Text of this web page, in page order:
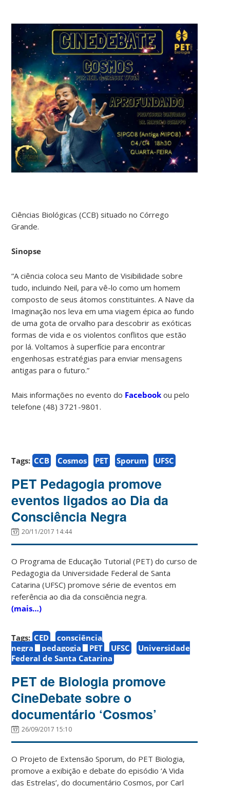
Ciências Biológicas (CCB) situado no Córrego
Grande.
Sinopse
“A ciência coloca seu Manto de Visibilidade sobre
tudo, incluindo Neil, para vê-lo como um homem
composto de seus átomos constituintes. A Nave da
Imaginação nos leva em uma viagem épica ao fundo
de uma gota de orvalho para descobrir as exóticas
formas de vida e os violentos conflitos que estão
por lá. Voltamos à superfície para encontrar
engenhosas estratégias para enviar mensagens
antigas para o futuro.”
Mais informações no evento do Facebook ou pelo
telefone (48) 3721-9801.
Tags: CCB Cosmos PET Sporum UFSC
PET Pedagogia promove
eventos ligados ao Dia da
Consciência Negra
20/11/2017 14:44
O Programa de Educação Tutorial (PET) do curso de
Pedagogia da Universidade Federal de Santa
Catarina (UFSC) promove série de eventos em
referência ao dia da consciência negra.
(mais…)
Tags: CED
consciência
negra
pedagogia PET UFSC
Universidade
Federal de Santa Catarina
PET de Biologia promove
CineDebate sobre o
documentário ‘Cosmos’
26/09/2017 15:10
O Projeto de Extensão Sporum, do PET Biologia,
promove a exibição e debate do episódio ‘A Vida
das Estrelas’, do documentário Cosmos, por Carl